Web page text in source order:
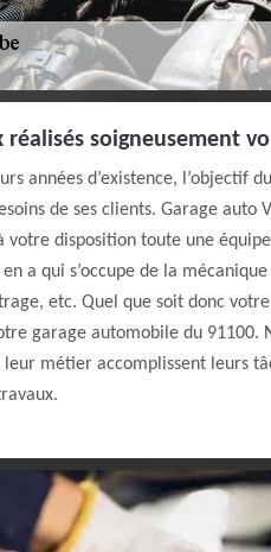
réalisés soigneusement
années d’existence, l’objectif
de ses clients. Garage auto
votre disposition toute une
a qui s’occupe de la
etc. Quel que soit donc
garage automobile du 91100.
leur métier accomplissent leurs